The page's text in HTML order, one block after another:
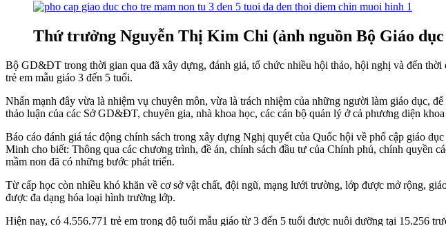
Thứ trưởng Nguyễn Thị Kim Chi (ảnh nguồn Bộ Giáo
Bộ GD&ĐT trong thời gian qua đã xây dựng, đánh giá, tổ chức nhiều hội thảo, hội nghị và đến
trẻ em mẫu giáo 3 đến 5 tuổi.
Nhấn mạnh đây vừa là nhiệm vụ chuyên môn, vừa là trách nhiệm của những người làm giáo dục,
thảo luận của các Sở GD&ĐT, chuyên gia, nhà khoa học, các cán bộ quản lý ở cả phương diện
Báo cáo đánh giá tác động chính sách trong xây dựng Nghị quyết của Quốc hội về phổ cập giáo
Minh cho biết: Thông qua các chương trình, đề án, chính sách đầu tư của Chính phủ, chính quyền
mầm non đã có những bước phát triển.
Từ cấp học còn nhiều khó khăn về cơ sở vật chất, đội ngũ, mạng lưới trường, lớp được mở rộng,
được đa dạng hóa loại hình trường lớp.
Hiện nay, có 4.556.771 trẻ em trong độ tuổi mẫu giáo từ 3 đến 5 tuổi được nuôi dưỡng tại 15.256